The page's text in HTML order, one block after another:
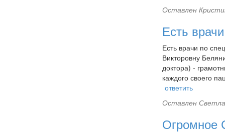
Оставлен
Есть
Есть врачи по
Викторовну
доктора) -
каждого своего
ответить
Оставлен